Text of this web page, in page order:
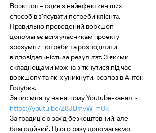
Воркшоп – один з найефективніших
способів з'ясувати потреби клієнта.
Правильно проведений воркшоп
допомагає всім учасникам проекту
зрозуміти потреби та розподілити
відповідальність за результат. З якими
складнощами можна зіткнутися під час
воркшопу та як їх уникнути, розповів Антон
Голубєв.
Запис мітапу на нашому Youtube-каналі -
https://youtu.be/Z8JBmvW-m0k
За традицією захід безкоштовний, але
благодійний. Цього разу допомагаємо